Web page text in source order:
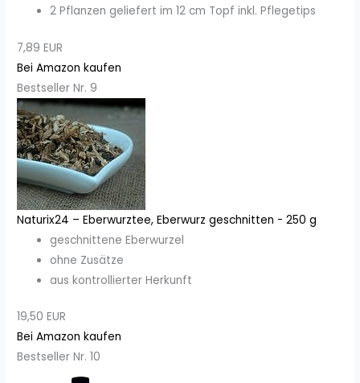
2 Pflanzen geliefert im 12 cm Topf inkl. Pflegetips
7,89 EUR
Bei Amazon kaufen
Bestseller Nr. 9
Naturix24 – Eberwurztee, Eberwurz geschnitten - 250 g
geschnittene Eberwurzel
ohne Zusätze
aus kontrollierter Herkunft
19,50 EUR
Bei Amazon kaufen
Bestseller Nr. 10